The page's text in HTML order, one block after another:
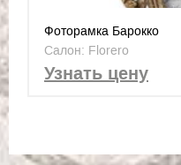
Фоторамка Барокко
Салон: Florero
Узнать цену